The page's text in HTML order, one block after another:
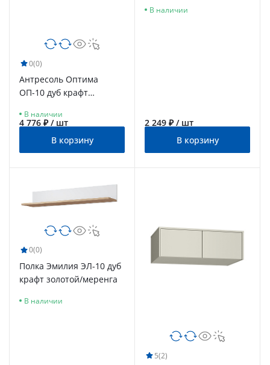
0(0)
Антресоль Оптима
ОП-10 дуб крафт
В наличии
4 776 ₽ / шт
В корзину
В наличии
2 249 ₽ / шт
В корзину
0(0)
Полка Эмилия ЭЛ-10 дуб
крафт золотой/меренга
В наличии
5(2)